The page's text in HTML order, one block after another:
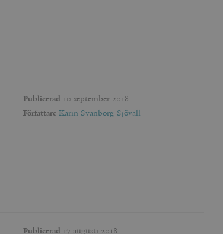
Publicerad 10 september 2018
Författare Karin Svanborg-Sjövall
Publicerad 17 augusti 2018